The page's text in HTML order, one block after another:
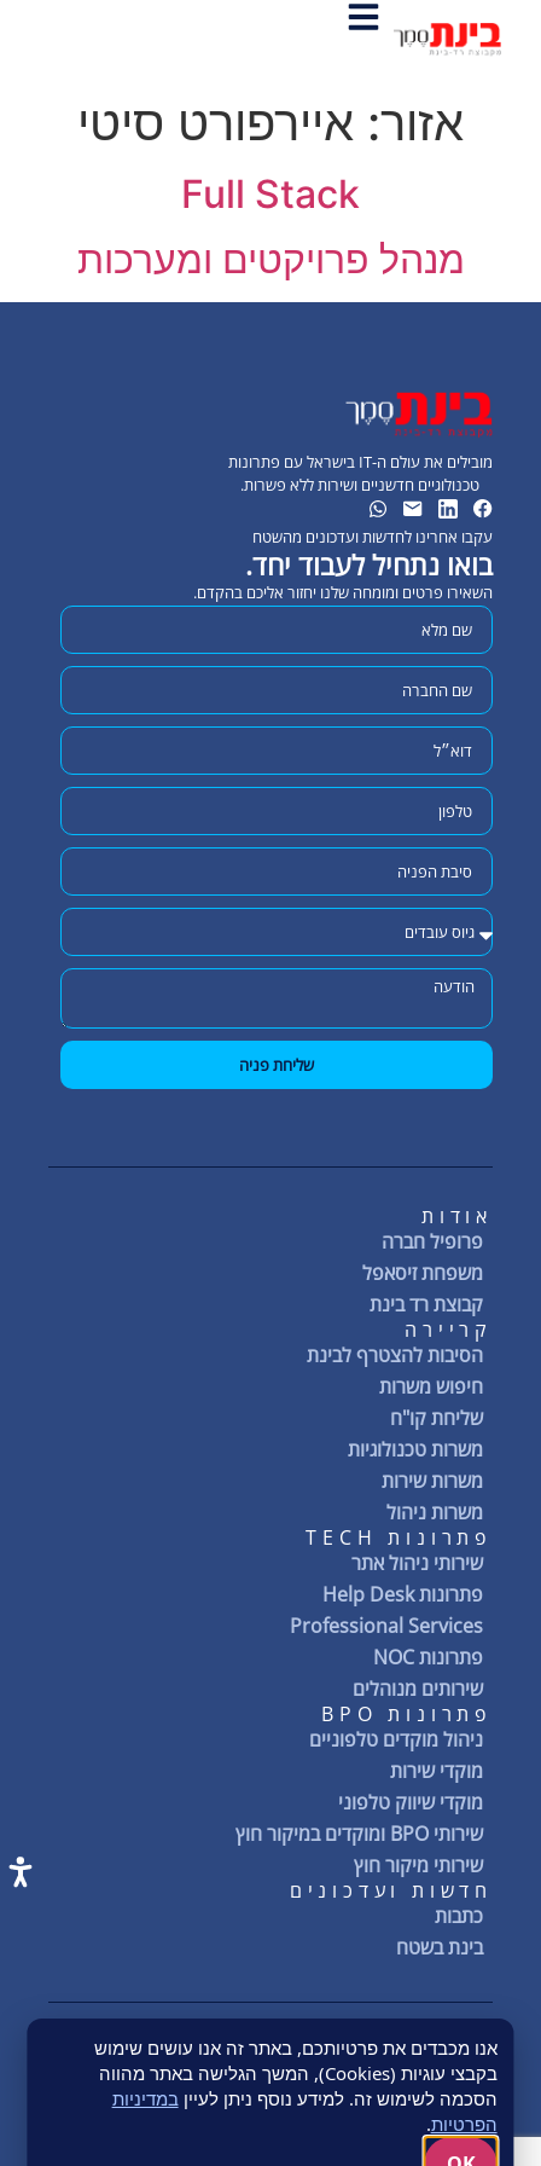
אזור: איירפורט סיטי
Full Stack
מנהל פרויקטים ומערכות
מובילים את עולם ה-IT בישראל עם פתרונות
טכנולוגיים חדשניים ושירות ללא פשרות.
עקבו אחרינו לחדשות ועדכונים מהשטח
בואו נתחיל לעבוד יחד.
השאירו פרטים ומומחה שלנו יחזור אליכם בהקדם.
שליחת פניה
אודות
פרופיל חברה
משפחת זיסאפל
קבוצת רד בינת
קריירה
הסיבות להצטרף לבינת
חיפוש משרות
שליחת קו"ח
משרות טכנולוגיות
משרות שירות
משרות ניהול
פתרונות TECH
שירותי ניהול אתר
פתרונות Help Desk
Professional Services
פתרונות NOC
שירותים מנוהלים
פתרונות BPO
ניהול מוקדים טלפוניים
מוקדי שירות
מוקדי שיווק טלפוני
שירותי BPO ומוקדים במיקור חוץ
שירותי מיקור חוץ
חדשות ועדכונים
כתבות
בינת בשטח
Quality Policyמדיניות הפרטיותתנאי שימוש באתרהצהרת נגישות
תנאים כלליםTerms & Conditions
Conflict Minerals
© 2026 BYNET Semech | כל הזכויות שמורות
אנו מכבדים את פרטיותכם, באתר זה אנו עושים שימוש
בקבצי עוגיות (Cookies), המשך הגלישה באתר מהווה
הסכמה לשימוש זה. למידע נוסף ניתן לעייןבמדיניות
הפרטיות.